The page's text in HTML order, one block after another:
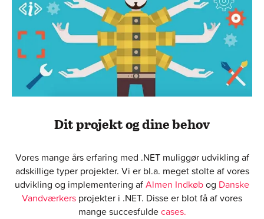
Dit projekt og dine behov
Vores mange års erfaring med .NET muliggør udvikling af
adskillige typer projekter. Vi er bl.a. meget stolte af vores
udvikling og implementering afAlmen Indkøbog Danske
Vandværkers projekter i .NET. Disse er blot få af vores
mange succesfuldecases.